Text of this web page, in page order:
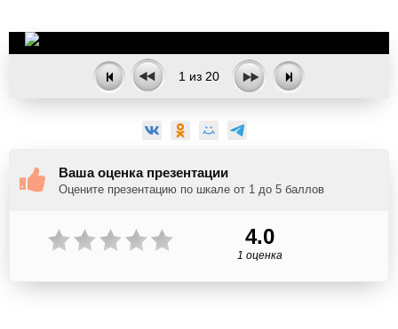
1 из 20
Ваша оценка презентации
Оцените презентацию по шкале от 1 до 5 баллов
4.0
1 оценка